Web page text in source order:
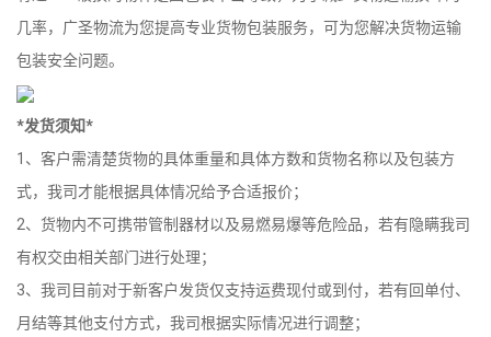
几率，广圣物流为您提高专业货物包装服务，可为您解决货物运输
包装安全问题。
*发货须知*
1、客户需清楚货物的具体重量和具体方数和货物名称以及包装方
式，我司才能根据具体情况给予合适报价；
2、货物内不可携带管制器材以及易燃易爆等危险品，若有隐瞒我司
有权交由相关部门进行处理；
3、我司目前对于新客户发货仅支持运费现付或到付，若有回单付、
月结等其他支付方式，我司根据实际情况进行调整；